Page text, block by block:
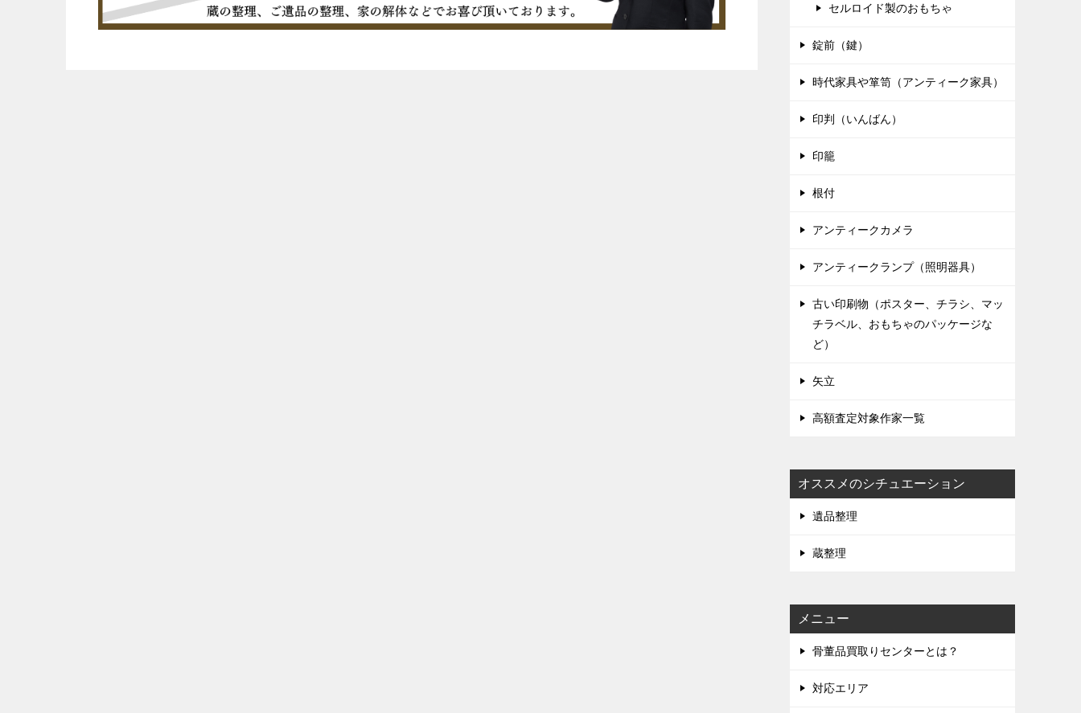
セルロイド製のおもちゃ
錠前（鍵）
時代家具や箪笥（アンティーク家具）
印判（いんばん）
印籠
根付
アンティークカメラ
アンティークランプ（照明器具）
古い印刷物（ポスター、チラシ、マッ
チラベル、おもちゃのパッケージな
ど）
矢立
高額査定対象作家一覧
オススメのシチュエーション
遺品整理
蔵整理
メニュー
骨董品買取りセンターとは？
対応エリア